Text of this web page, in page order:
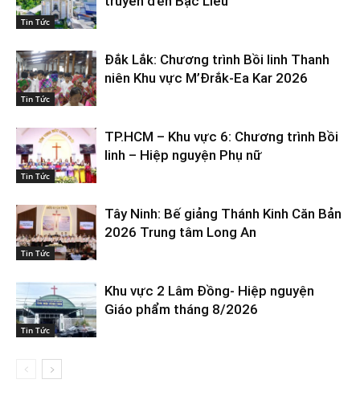
Tin Tức
Tin Tức
Đắk Lắk: Chương trình Bồi linh Thanh
niên Khu vực M’Đrắk-Ea Kar 2026
Tin Tức
TP.HCM – Khu vực 6: Chương trình Bồi
linh – Hiệp nguyện Phụ nữ
Tin Tức
Tây Ninh: Bế giảng Thánh Kinh Căn Bản
2026 Trung tâm Long An
Tin Tức
Khu vực 2 Lâm Đồng- Hiệp nguyện
Giáo phẩm tháng 8/2026